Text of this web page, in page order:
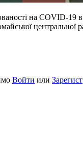
на COVID-19 в
центральної
Войти или